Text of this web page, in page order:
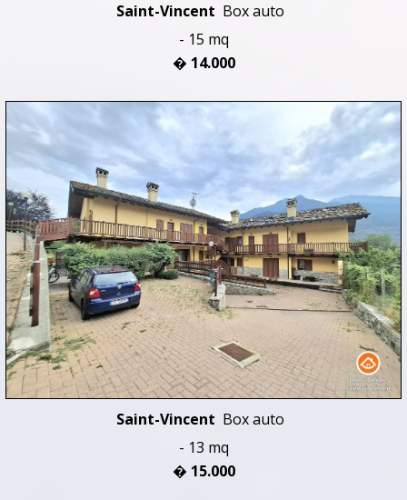
Saint-Vincent Box auto
- 15 mq
� 14.000
Saint-Vincent Box auto
- 13 mq
� 15.000